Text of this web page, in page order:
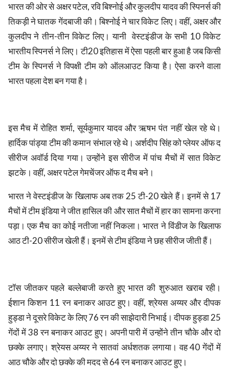
भारत की ओर से अक्षर पटेल, रवि बिश्नोई और कुलदीप यादव की स्पिनर्स की
तिकड़ी ने घातक गेंदबाजी की। बिश्नोई ने चार विकेट लिए। वहीं, अक्षर और
कुलदीप ने तीन-तीन विकेट लिए। यानी वेस्टइंडीज के सभी 10 विकेट
भारतीय स्पिनर्स ने लिए। टी20 इतिहास में ऐसा पहली बार हुआ है जब किसी
टीम के स्पिनर्स ने विपक्षी टीम को ऑलआउट किया है। ऐसा करने वाला
भारत पहला देश बन गया है।
इस मैच में रोहित शर्मा, सूर्यकुमार यादव और ऋषभ पंत नहीं खेल रहे थे।
हार्दिक पांड्या टीम की कमान संभाल रहे थे। अर्शदीप सिंह को प्लेयर ऑफ द
सीरीज अवॉर्ड दिया गया। उन्होंने इस सीरीज में पांच मैचों में सात विकेट
झटके। वहीं, अक्षर पटेल गेमचेंजर ऑफ द मैच बने।
भारत ने वेस्टइंडीज के खिलाफ अब तक 25 टी-20 खेले हैं। इनमें से 17
मैचों में टीम इंडिया ने जीत हासिल की और सात मैचों में हार का सामना करना
पड़ा। एक मैच का कोई नतीजा नहीं निकला। भारत ने विंडीज के खिलाफ
आठ टी-20 सीरीज खेली हैं। इनमें से टीम इंडिया ने छह सीरीज जीती हैं।
टॉस जीतकर पहले बल्लेबाजी करते हुए भारत की शुरुआत खराब रही।
ईशान किशन 11 रन बनाकर आउट हुए। वहीं, श्रेयस अय्यर और दीपक
हुड्डा ने दूसरे विकेट के लिए 76 रन की साझेदारी निभाई। दीपक हुड्डा 25
गेंदों में 38 रन बनाकर आउट हुए। अपनी पारी में उन्होंने तीन चौके और दो
छक्के लगाए। श्रेयस अय्यर ने सातवां अर्धशतक लगाया। वह 40 गेंदों में
आठ चौके और दो छक्के की मदद से 64 रन बनाकर आउट हुए।